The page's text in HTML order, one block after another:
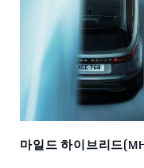
마일드 하이브리드